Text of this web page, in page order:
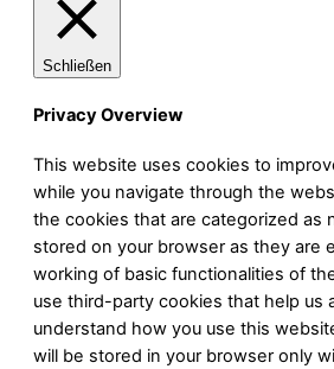
Schließen
Privacy Overview
This website uses cookies to
while you navigate through the
the cookies that are categorized as
stored on your browser as they are
working of basic functionalities of
use third-party cookies that help us
understand how you use this
will be stored in your browser only